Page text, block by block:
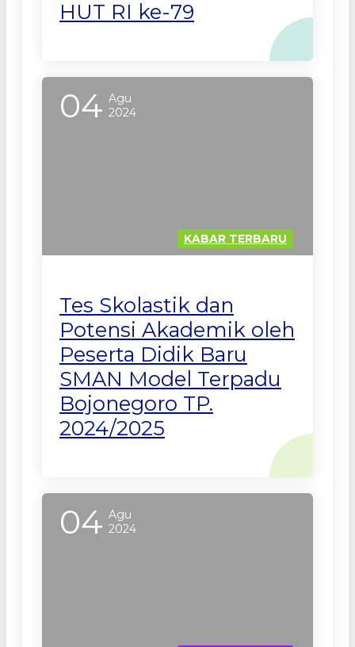
HUT RI ke-79
04 Agu
2024
KABAR TERBARU
Tes Skolastik dan
Potensi Akademik oleh
Peserta Didik Baru
SMAN Model Terpadu
Bojonegoro TP.
2024/2025
04 Agu
2024